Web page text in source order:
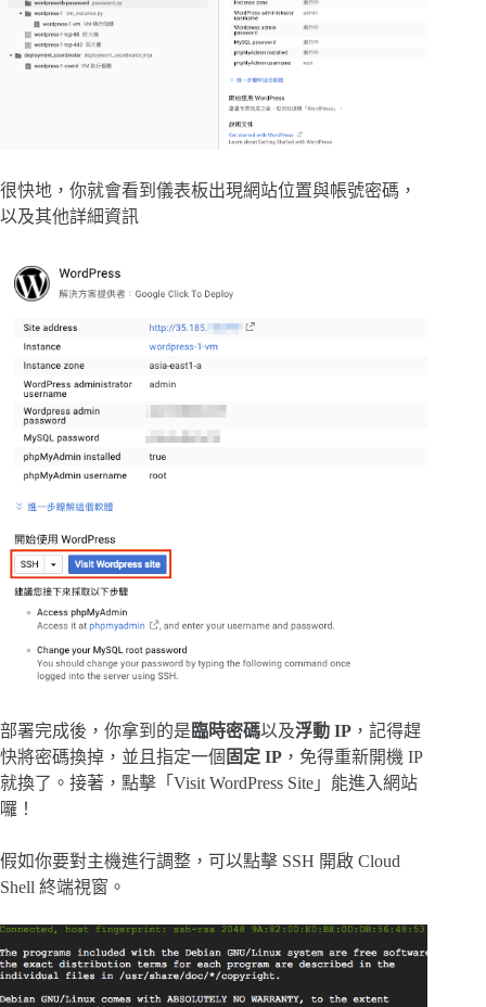
很快地，你就會看到儀表板出現網站位置與帳號密碼，
以及其他詳細資訊
部署完成後，你拿到的是 臨時密碼以及浮動 IP ，記得趕
快將密碼換掉，並且指定一個 固定 IP ，免得重新開機 IP
就換了。接著，點擊「Visit WordPress Site」能進入網站
囉！
假如你要對主機進行調整，可以點擊 SSH 開啟 Cloud
Shell 終端視窗。